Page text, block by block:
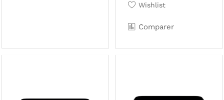
Wishlist
Comparer